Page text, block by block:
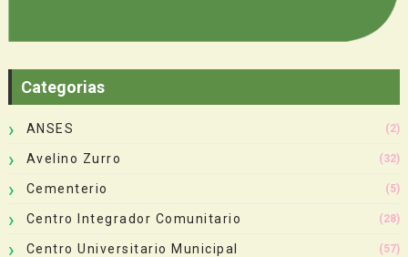
Categorias
ANSES (2)
Avelino Zurro (32)
Cementerio (5)
Centro Integrador Comunitario (28)
Centro Universitario Municipal (57)